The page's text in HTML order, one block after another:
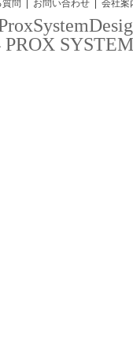
質問 お問い合わせ 会社案